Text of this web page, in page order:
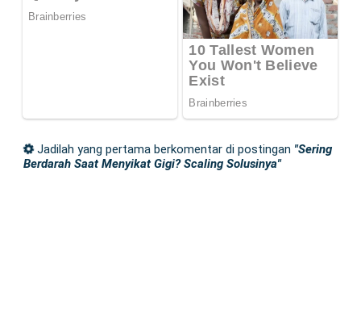
Jadilah yang pertama berkomentar di postingan "Sering
Berdarah Saat Menyikat Gigi? Scaling Solusinya"